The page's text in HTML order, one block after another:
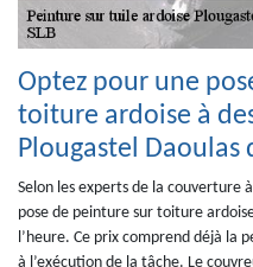
Optez pour une
toiture ardoise à
Plougastel Daoulas
Selon les experts de la couverture
pose de peinture sur toiture
l’heure. Ce prix comprend déjà la
à l’exécution de la tâche. Le